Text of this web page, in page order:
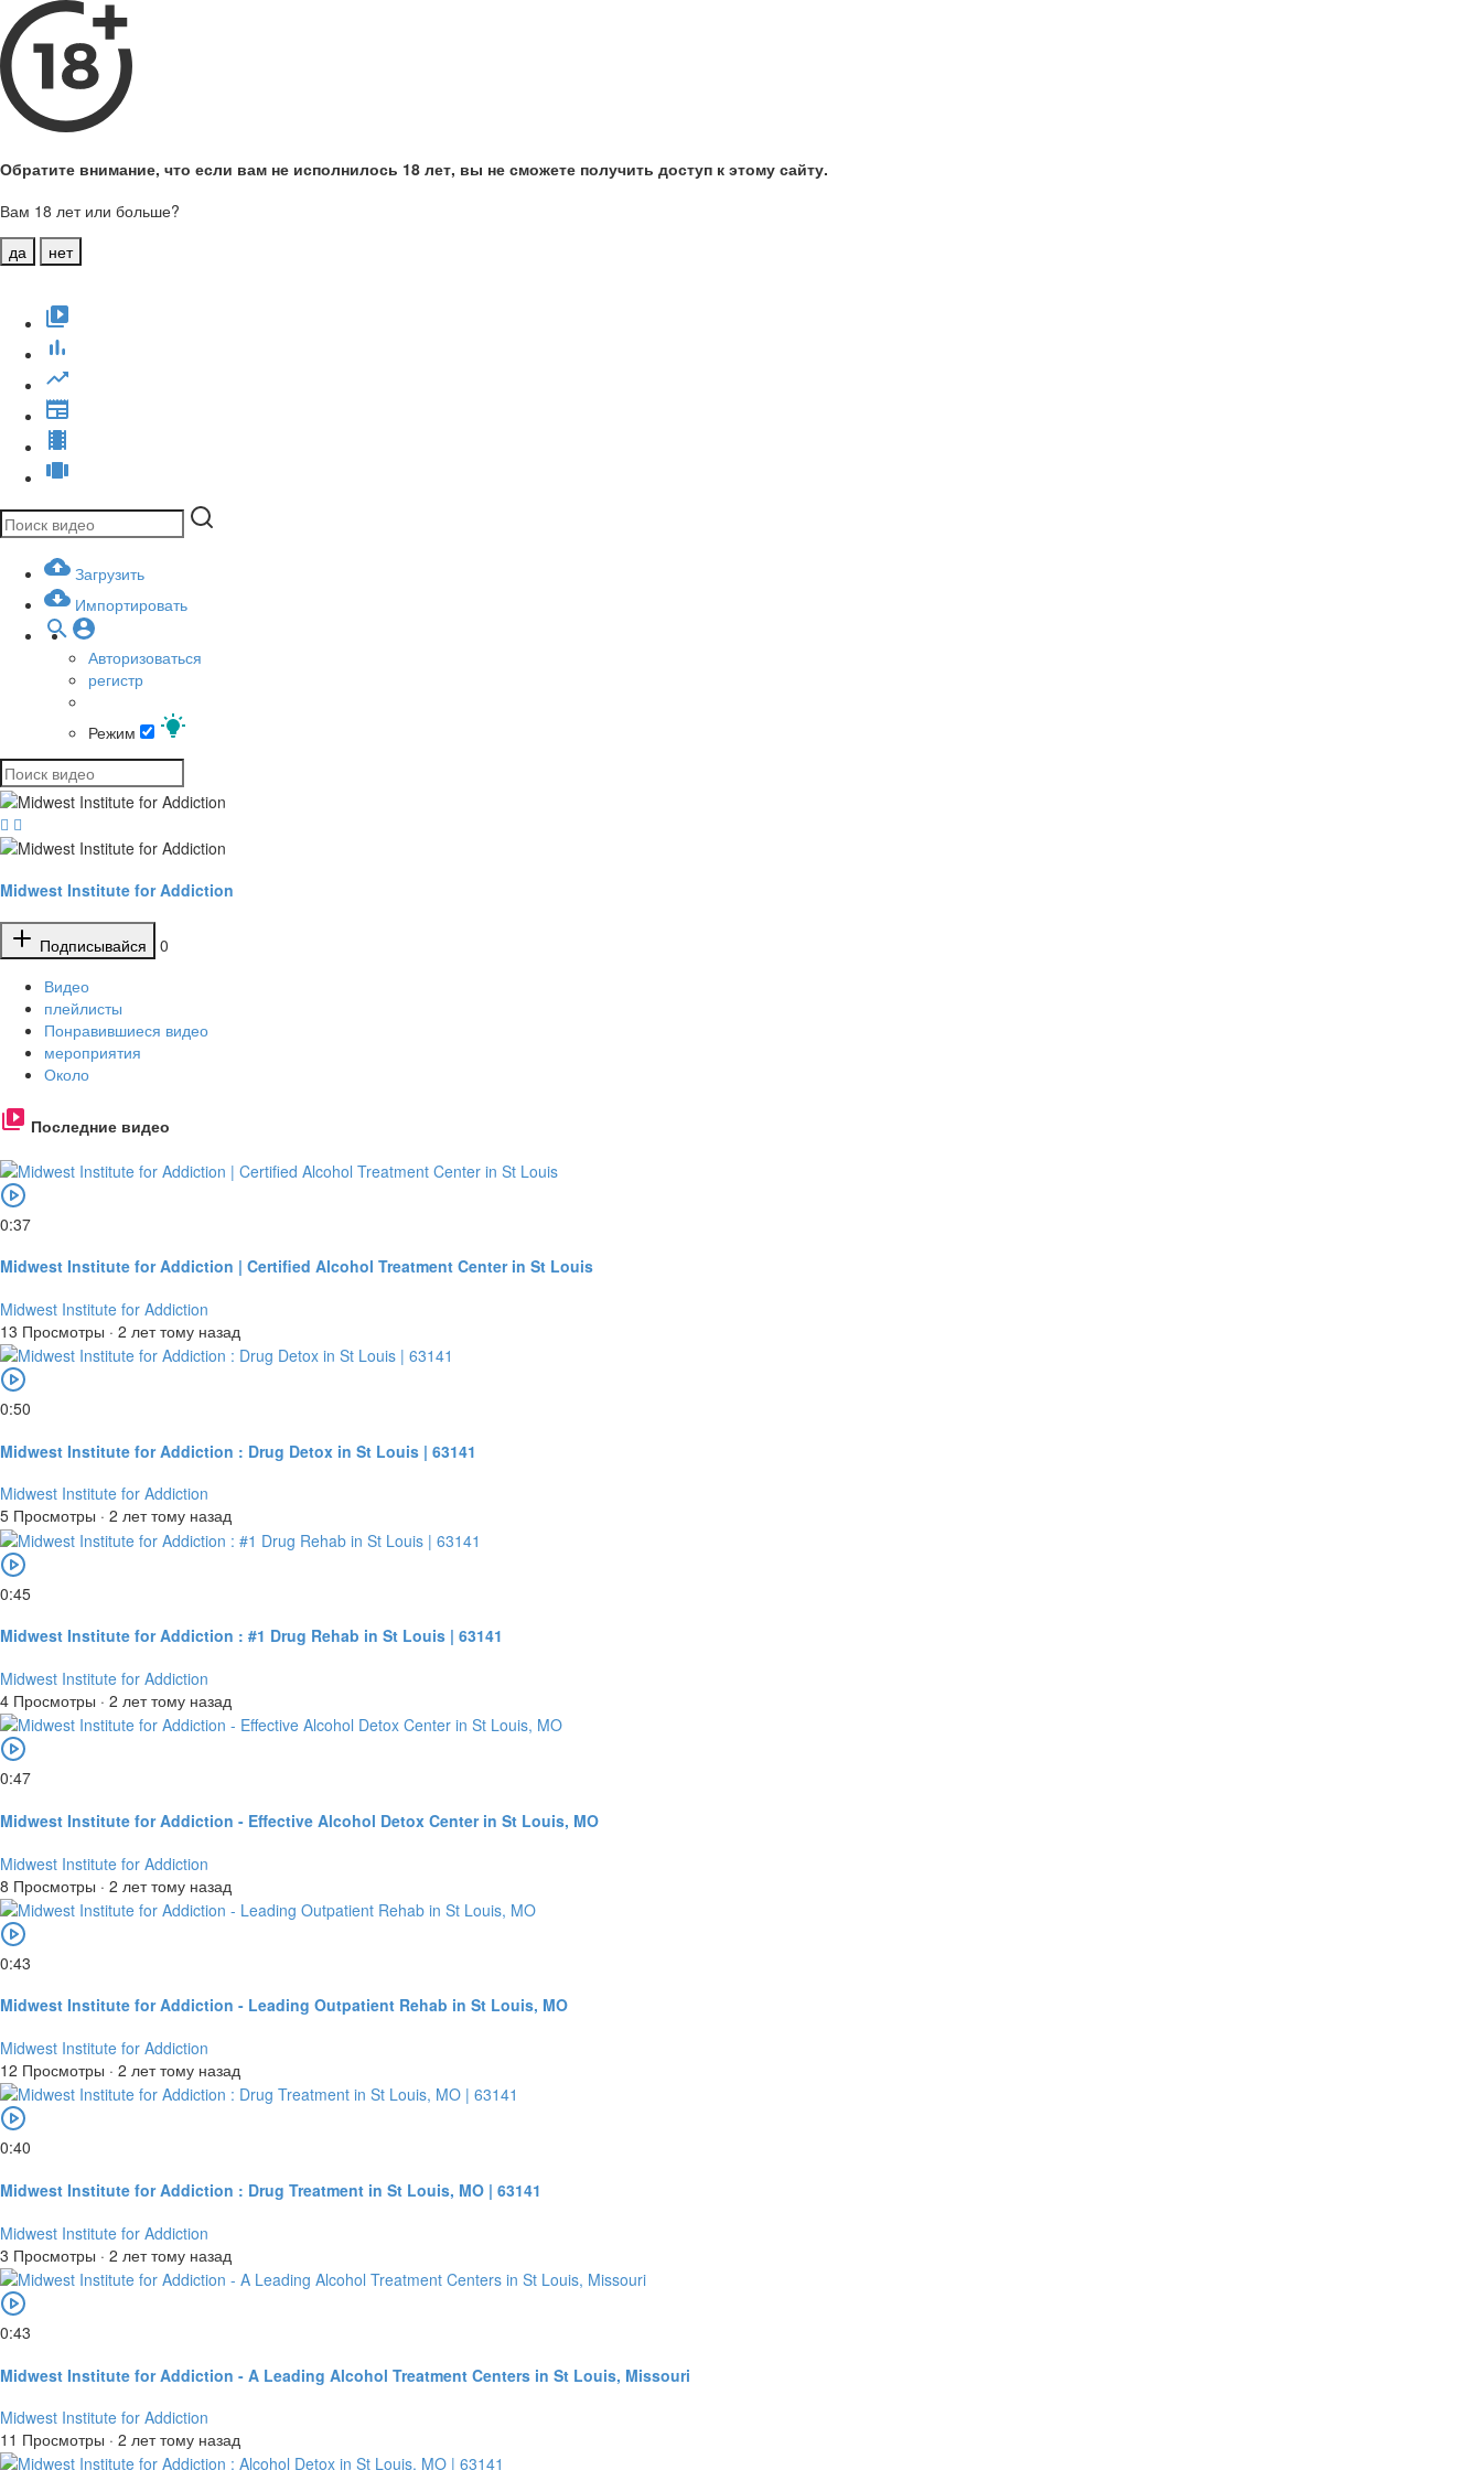
Обратите внимание, что если вам не исполнилось 18 лет, вы не сможете получить доступ к этому сайту.
Вам 18 лет или больше?
да
нет
Загрузить
Импортировать
Авторизоваться
регистр
Режим
Midwest Institute for Addiction
Подписывайся
0
Видео
плейлисты
Понравившиеся видео
мероприятия
Около
Последние видео
0:37
Midwest Institute for Addiction | Certified Alcohol Treatment Center in St Louis
Midwest Institute for Addiction
13 Просмотры · 2 лет тому назад
0:50
Midwest Institute for Addiction : Drug Detox in St Louis | 63141
Midwest Institute for Addiction
5 Просмотры · 2 лет тому назад
0:45
Midwest Institute for Addiction : #1 Drug Rehab in St Louis | 63141
Midwest Institute for Addiction
4 Просмотры · 2 лет тому назад
0:47
Midwest Institute for Addiction - Effective Alcohol Detox Center in St Louis, MO
Midwest Institute for Addiction
8 Просмотры · 2 лет тому назад
0:43
Midwest Institute for Addiction - Leading Outpatient Rehab in St Louis, MO
Midwest Institute for Addiction
12 Просмотры · 2 лет тому назад
0:40
Midwest Institute for Addiction : Drug Treatment in St Louis, MO | 63141
Midwest Institute for Addiction
3 Просмотры · 2 лет тому назад
0:43
Midwest Institute for Addiction - A Leading Alcohol Treatment Centers in St Louis, Missouri
Midwest Institute for Addiction
11 Просмотры · 2 лет тому назад